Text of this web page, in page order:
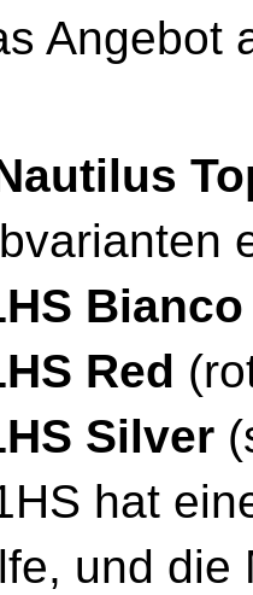
Angebot
Red
Silver
hat
und